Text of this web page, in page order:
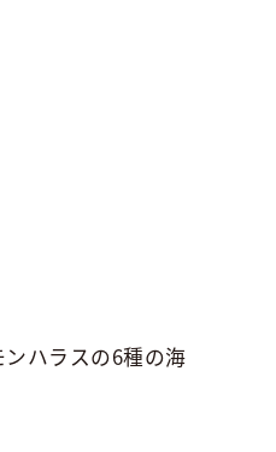
ンハラスの6種の海